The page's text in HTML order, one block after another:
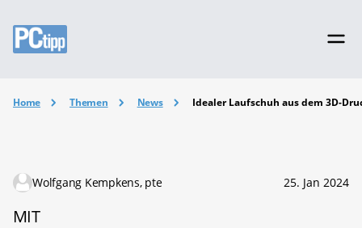
Home Themen News Idealer Laufschuh aus dem 3D-
Wolfgang Kempkens, pte 25. Jan 2024
MIT